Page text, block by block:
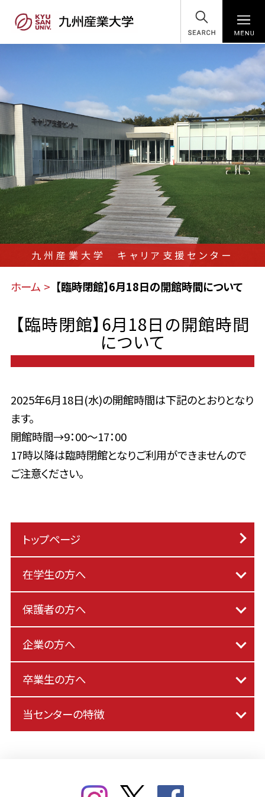
SEARCH
九州産業大学 キャリア支援センター
ホーム 【臨時閉館】6月18日の開館時間について
【臨時閉館】6月18日の開館時間
について
2025年6月18日(水)の開館時間は下記のとおりとなり
ます。
開館時間→9：00～17：00
17時以降は臨時閉館となりご利用ができませんので
ご注意ください。
トップページ
在学生の方へ
保護者の方へ
企業の方へ
卒業生の方へ
当センターの特徴